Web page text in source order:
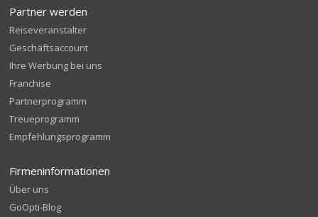
Partner werden
Reiseveranstalter
Geschäftsaccount
Ihre Werbung bei uns
Franchise
Partnerprogramm
Treueprogramm
Empfehlungsprogramm
Firmeninformationen
Über uns
GoOpti-Blog